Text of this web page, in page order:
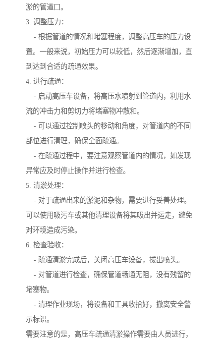
淤的管道口。
3. 调整压力：
- 根据管道的情况和堵塞程度，调整高压车的压力设
置。一般来说，初始压力可以较低，然后逐渐增加，直
到达到合适的疏通效果。
4. 进行疏通：
- 启动高压车设备，将高压水喷射到管道内，利用水
流的冲击力和剪切力将堵塞物冲散和。
- 可以通过控制喷头的移动和角度，对管道内的不同
部位进行清理，确保全面疏通。
- 在疏通过程中，要注意观察管道内的情况，如发现
异常应及时停止操作并进行检查。
5. 清淤处理：
- 对于疏通出来的淤泥和杂物，需要进行妥善处理。
可以使用吸污车或其他清理设备将其吸出并运走，避免
对环境造成污染。
6. 检查验收：
- 疏通清淤完成后，关闭高压车设备，拔出喷头。
- 对管道进行检查，确保管道畅通无阻，没有残留的
堵塞物。
- 清理作业现场，将设备和工具收拾好，撤离安全警
示标识。
需要注意的是，高压车疏通清淤操作需要由人员进行，